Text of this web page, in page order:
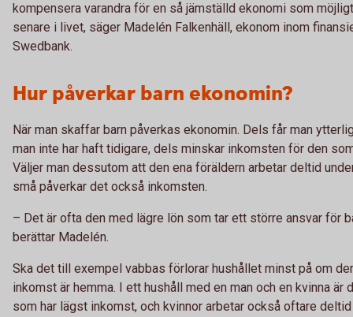
kompensera varandra för en så jämställd ekonomi som
senare i livet, säger Madelén Falkenhäll, ekonom inom
Swedbank.
Hur påverkar barn ekonomin?
När man skaffar barn påverkas ekonomin. Dels får man
man inte har haft tidigare, dels minskar inkomsten för den
Väljer man dessutom att den ena föräldern arbetar deltid
små påverkar det också inkomsten.
– Det är ofta den med lägre lön som tar ett större ansvar för
berättar Madelén.
Ska det till exempel vabbas förlorar hushållet minst på om
inkomst är hemma. I ett hushåll med en man och en kvinna är
som har lägst inkomst, och kvinnor arbetar också oftare deltid